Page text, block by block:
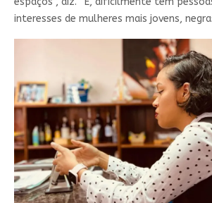
interesses de mulheres mais jovens, negras